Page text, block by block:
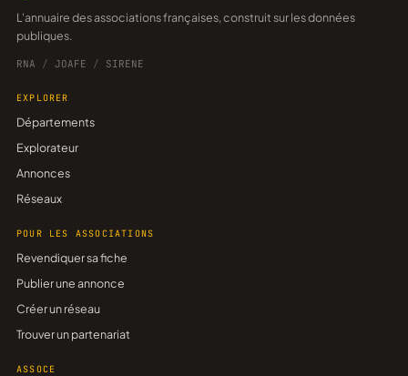
L'annuaire des associations françaises, construit sur les données
publiques.
RNA / JOAFE / SIRENE
EXPLORER
Départements
Explorateur
Annonces
Réseaux
POUR LES ASSOCIATIONS
Revendiquer sa fiche
Publier une annonce
Créer un réseau
Trouver un partenariat
ASSOCE